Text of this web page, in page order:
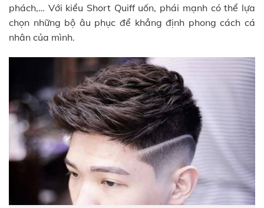
phách,… Với kiểu Short Quiff uốn, phái mạnh có thể lựa
chọn những bộ âu phục để khẳng định phong cách cá
nhân của mình.